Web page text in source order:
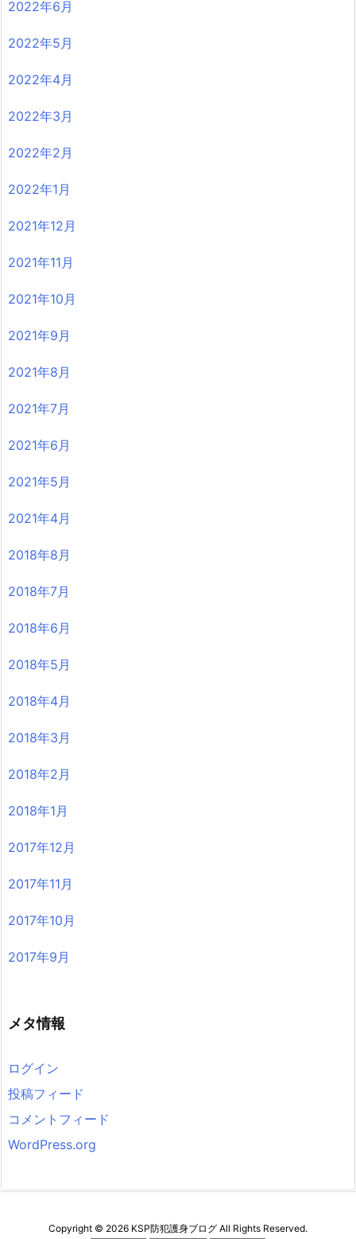
2022年6月
2022年5月
2022年4月
2022年3月
2022年2月
2022年1月
2021年12月
2021年11月
2021年10月
2021年9月
2021年8月
2021年7月
2021年6月
2021年5月
2021年4月
2018年8月
2018年7月
2018年6月
2018年5月
2018年4月
2018年3月
2018年2月
2018年1月
2017年12月
2017年11月
2017年10月
2017年9月
メタ情報
ログイン
投稿フィード
コメントフィード
WordPress.org
Copyright © 2026 KSP防犯護身ブログ All Rights Reserved.